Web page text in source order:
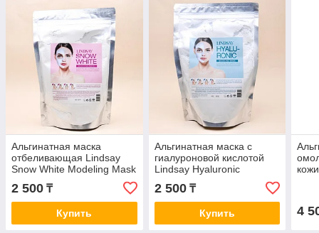
Альгинатная маска
отбеливающая Lindsay
Snow White Modeling Mask
2 500 ₸
Купить
Альгинатная маска c
гиалуроновой кислотой
Lindsay Hyaluronic
Modeling Mask 240 г
2 500₸
Купить 4